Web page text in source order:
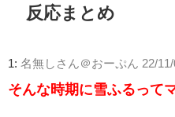
反応まとめ
1:名無しさん＠おーぷん 22/
そんな時期に雪ふるって